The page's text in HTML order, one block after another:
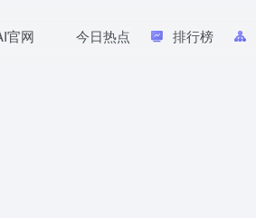
官网 今日热点 排行榜